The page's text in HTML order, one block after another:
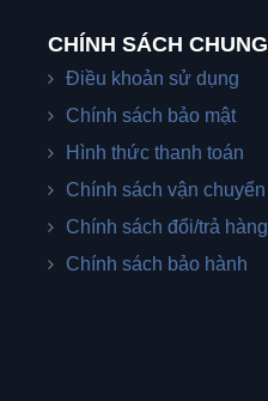
CHÍNH SÁCH CHUNG
Điều khoản sử dụng
Chính sách bảo mật
Hình thức thanh toán
Chính sách vận chuyển
Chính sách đổi/trả hàng
Chính sách bảo hành